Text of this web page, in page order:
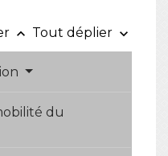
keyboard_arrow_up Tout déplier keyboard_arrow_down
du